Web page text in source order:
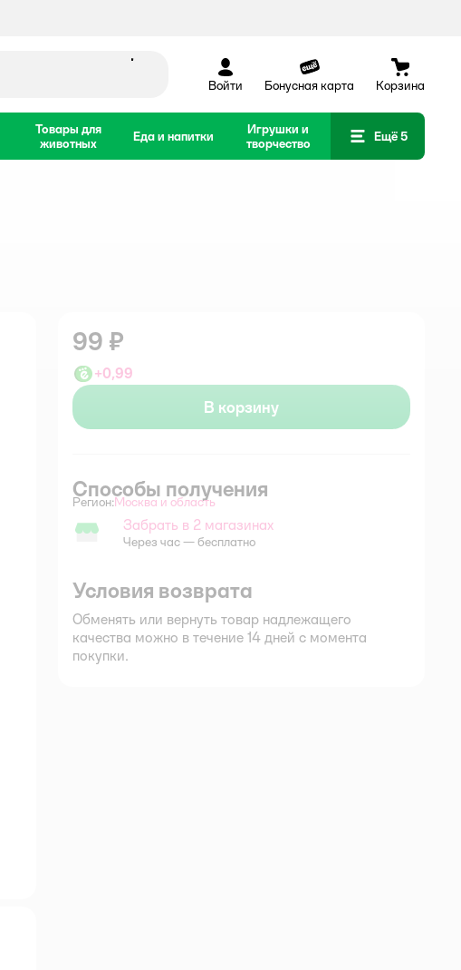
Войти Бонусная карта Корзина
Товары для
животных
Еда и напитки
Игрушки и
творчество
Ещё 5
99 ₽
+0,99
В корзину
Способы получения
Регион: Выбор адреса доставки.
Москва и область
Забрать в магазине
Забрать в 2 магазинах
Через час — бесплатно
Условия возврата
Обменять или вернуть товар надлежащего
качества можно в течение 14 дней с момента
покупки.